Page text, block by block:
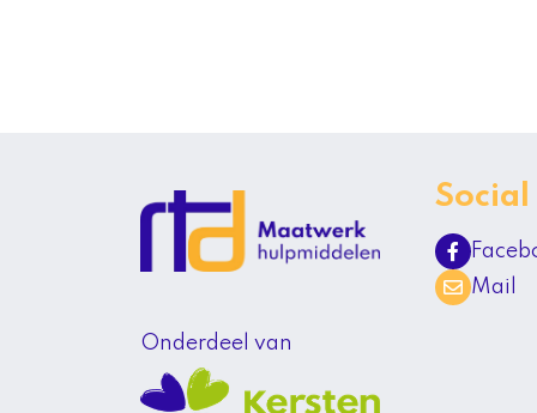
Onderdeel van
Mail